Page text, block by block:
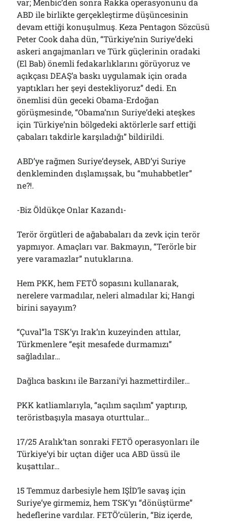
var; Menbic’den sonra Rakka operasyonunu da
ABD ile birlikte gerçekleştirme düşüncesinin
devam ettiği konuşulmuş. Keza Pentagon Sözcüsü
Peter Cook daha dün, “Türkiye’nin Suriye’deki
askeri angajmanları ve Türk güçlerinin oradaki
(El Bab) önemli fedakarlıklarını görüyoruz ve
açıkçası DEAŞ’a baskı uygulamak için orada
yaptıkları her şeyi destekliyoruz” dedi. En
önemlisi dün geceki Obama-Erdoğan
görüşmesinde, “Obama’nın Suriye’deki ateşkes
için Türkiye’nin bölgedeki aktörlerle sarf ettiği
çabaları takdirle karşıladığı” bildirildi.
ABD’ye rağmen Suriye’deysek, ABD’yi Suriye
denkleminden dışlamışsak, bu “muhabbetler”
ne?!.
-Biz Öldükçe Onlar Kazandı-
Terör örgütleri de ağababaları da zevk için terör
yapmıyor. Amaçları var. Bakmayın, “Terörle bir
yere varamazlar” nutuklarına.
Hem PKK, hem FETÖ sopasını kullanarak,
nerelere varmadılar, neleri almadılar ki; Hangi
birini sayayım?
“Çuval”la TSK’yı Irak’ın kuzeyinden attılar,
Türkmenlere “eşit mesafede durmamızı”
sağladılar…
Dağlıca baskını ile Barzani’yi hazmettirdiler…
PKK katliamlarıyla, “açılım saçılım” yaptırıp,
teröristbaşıyla masaya oturttular…
17/25 Aralık’tan sonraki FETÖ operasyonları ile
Türkiye’yi bir uçtan diğer uca ABD üssü ile
kuşattılar…
15 Temmuz darbesiyle hem IŞİD’le savaş için
Suriye’ye girmemiz, hem TSK’yı “dönüştürme”
hedeflerine vardılar. FETÖ’cülerin, “Biz içerde,